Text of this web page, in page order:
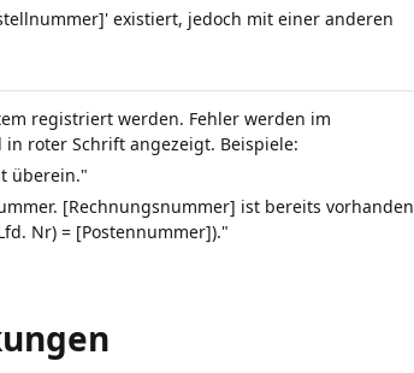
existiert, jedoch mit einer anderen
registriert werden. Fehler werden im
roter Schrift angezeigt. Beispiele:
überein."
[Rechnungsnummer] ist bereits vorhanden
Nr) = [Postennummer])."